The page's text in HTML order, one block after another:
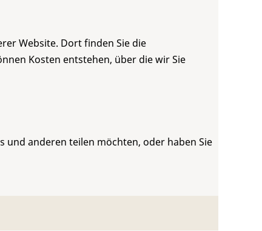
Website. Dort finden Sie die
Kosten entstehen, über die wir Sie
anderen teilen möchten, oder haben Sie